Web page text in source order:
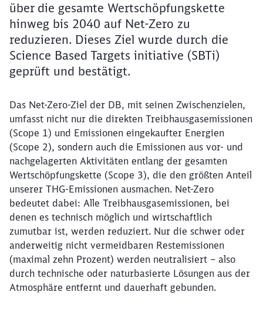
über die gesamte Wertschöpfungskette
hinweg bis 2040 auf Net-Zero zu
reduzieren. Dieses Ziel wurde durch die
Science Based Targets initiative (SBTi)
geprüft und bestätigt.
Das Net-Zero-Ziel der DB, mit seinen Zwischenzielen,
umfasst nicht nur die direkten Treibhausgasemissionen
(Scope 1) und Emissionen eingekaufter Energien
(Scope 2), sondern auch die Emissionen aus vor- und
nachgelagerten Aktivitäten entlang der gesamten
Wertschöpfungskette (Scope 3), die den größten Anteil
unserer THG-Emissionen ausmachen. Net-Zero
bedeutet dabei: Alle Treibhausgasemissionen, bei
denen es technisch möglich und wirtschaftlich
zumutbar ist, werden reduziert. Nur die schwer oder
anderweitig nicht vermeidbaren Restemissionen
(maximal zehn Prozent) werden neutralisiert – also
durch technische oder naturbasierte Lösungen aus der
Atmosphäre entfernt und dauerhaft gebunden.